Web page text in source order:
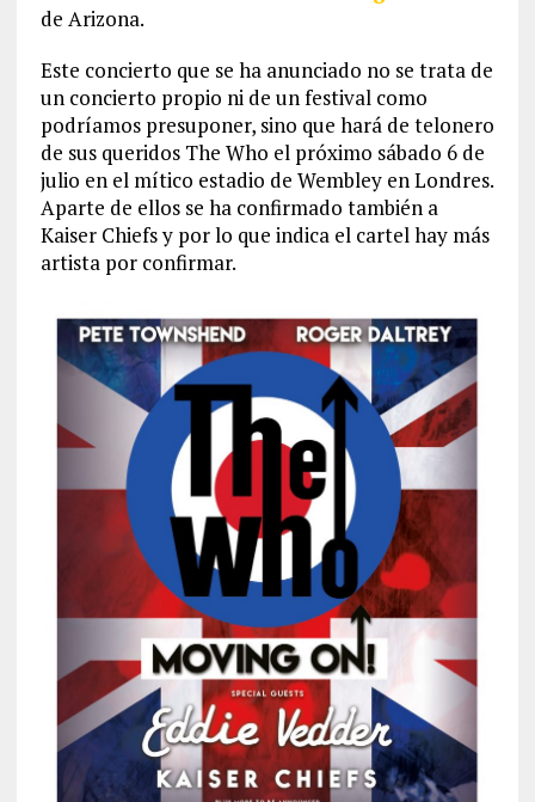
de Arizona.
Este concierto que se ha anunciado no se trata de
un concierto propio ni de un festival como
podríamos presuponer, sino que hará de telonero
de sus queridos The Who el próximo sábado 6 de
julio en el mítico estadio de Wembley en Londres.
Aparte de ellos se ha confirmado también a
Kaiser Chiefs y por lo que indica el cartel hay más
artista por confirmar.